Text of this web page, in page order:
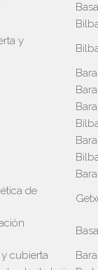
y
de
cubierta